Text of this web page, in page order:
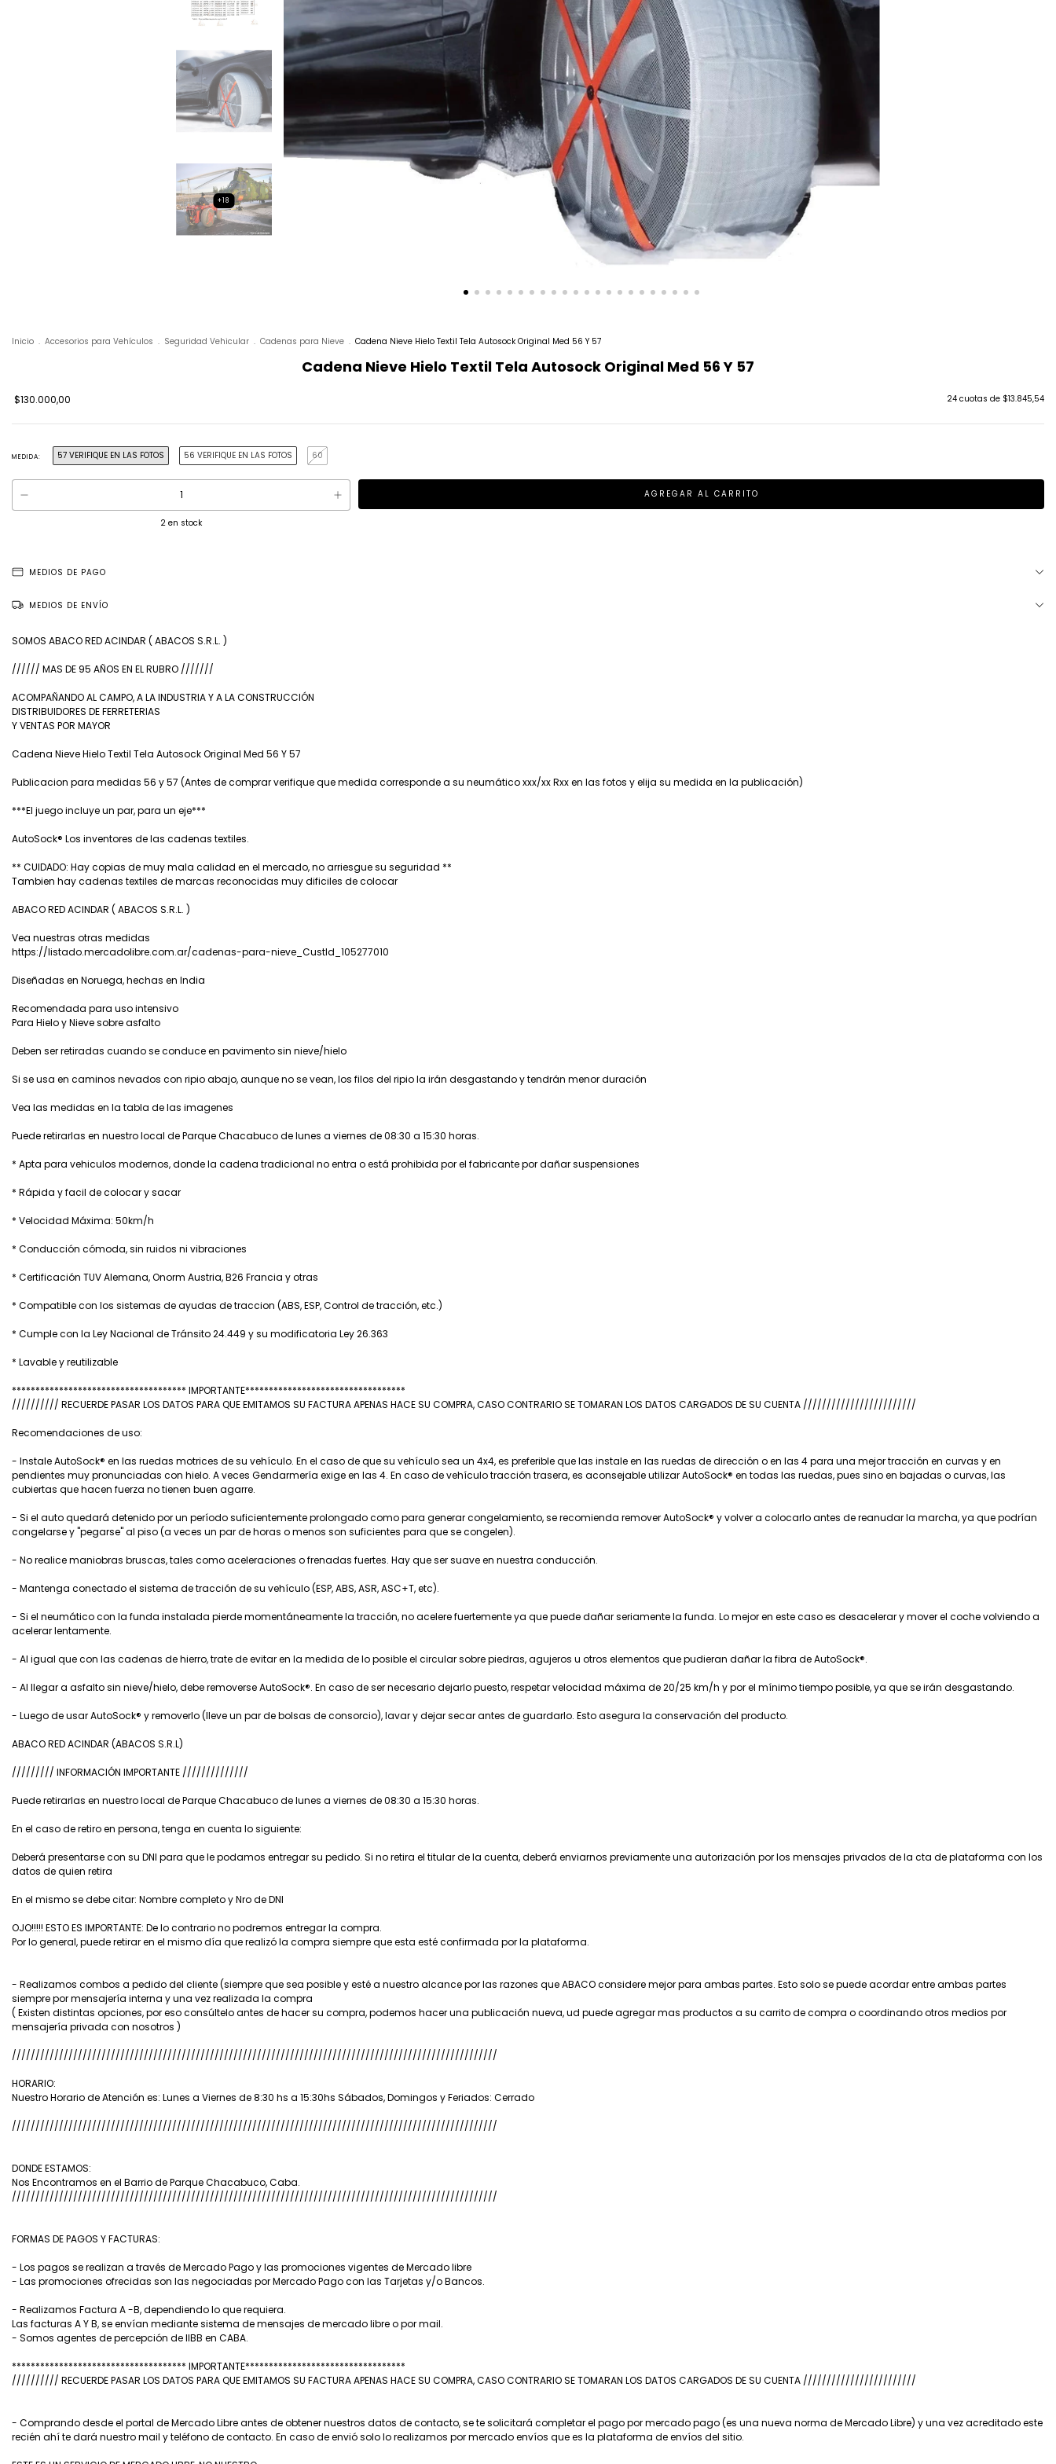
+18
Inicio . Accesorios para Vehículos . Seguridad Vehicular . Cadenas para Nieve . Cadena Nieve Hielo Textil Tela Autosock Original Med 56 Y 57
Cadena Nieve Hielo Textil Tela Autosock Original Med 56 Y 57
$130.000,00 24 cuotas de $13.845,54
MEDIDA: 57 VERIFIQUE EN LAS FOTOS 56 VERIFIQUE EN LAS FOTOS 60
2 en stock
MEDIOS DE PAGO
MEDIOS DE ENVÍO
SOMOS ABACO RED ACINDAR ( ABACOS S.R.L. )
////// MAS DE 95 AÑOS EN EL RUBRO ///////
ACOMPAÑANDO AL CAMPO, A LA INDUSTRIA Y A LA CONSTRUCCIÓN
DISTRIBUIDORES DE FERRETERIAS
Y VENTAS POR MAYOR
Cadena Nieve Hielo Textil Tela Autosock Original Med 56 Y 57
Publicacion para medidas 56 y 57 (Antes de comprar verifique que medida corresponde a su neumático xxx/xx Rxx en las fotos y elija su medida en la publicación)
***El juego incluye un par, para un eje***
AutoSock® Los inventores de las cadenas textiles.
** CUIDADO: Hay copias de muy mala calidad en el mercado, no arriesgue su seguridad **
Tambien hay cadenas textiles de marcas reconocidas muy dificiles de colocar
ABACO RED ACINDAR ( ABACOS S.R.L. )
Vea nuestras otras medidas
https://listado.mercadolibre.com.ar/cadenas-para-nieve_CustId_105277010
Diseñadas en Noruega, hechas en India
Recomendada para uso intensivo
Para Hielo y Nieve sobre asfalto
Deben ser retiradas cuando se conduce en pavimento sin nieve/hielo
Si se usa en caminos nevados con ripio abajo, aunque no se vean, los filos del ripio la irán desgastando y tendrán menor duración
Vea las medidas en la tabla de las imagenes
Puede retirarlas en nuestro local de Parque Chacabuco de lunes a viernes de 08:30 a 15:30 horas.
* Apta para vehiculos modernos, donde la cadena tradicional no entra o está prohibida por el fabricante por dañar suspensiones
* Rápida y facil de colocar y sacar
* Velocidad Máxima: 50km/h
* Conducción cómoda, sin ruidos ni vibraciones
* Certificación TUV Alemana, Onorm Austria, B26 Francia y otras
* Compatible con los sistemas de ayudas de traccion (ABS, ESP, Control de tracción, etc.)
* Cumple con la Ley Nacional de Tránsito 24.449 y su modificatoria Ley 26.363
* Lavable y reutilizable
************************************* IMPORTANTE**********************************
////////// RECUERDE PASAR LOS DATOS PARA QUE EMITAMOS SU FACTURA APENAS HACE SU COMPRA, CASO CONTRARIO SE TOMARAN LOS DATOS CARGADOS DE SU CUENTA ////////////////////////
Recomendaciones de uso:
- Instale AutoSock® en las ruedas motrices de su vehículo. En el caso de que su vehículo sea un 4x4, es preferible que las instale en las ruedas de dirección o en las 4 para una mejor tracción en curvas y en
pendientes muy pronunciadas con hielo. A veces Gendarmería exige en las 4. En caso de vehículo tracción trasera, es aconsejable utilizar AutoSock® en todas las ruedas, pues sino en bajadas o curvas, las
cubiertas que hacen fuerza no tienen buen agarre.
- Si el auto quedará detenido por un período suficientemente prolongado como para generar congelamiento, se recomienda remover AutoSock® y volver a colocarlo antes de reanudar la marcha, ya que podrían
congelarse y "pegarse" al piso (a veces un par de horas o menos son suficientes para que se congelen).
- No realice maniobras bruscas, tales como aceleraciones o frenadas fuertes. Hay que ser suave en nuestra conducción.
- Mantenga conectado el sistema de tracción de su vehículo (ESP, ABS, ASR, ASC+T, etc).
- Si el neumático con la funda instalada pierde momentáneamente la tracción, no acelere fuertemente ya que puede dañar seriamente la funda. Lo mejor en este caso es desacelerar y mover el coche volviendo a
acelerar lentamente.
- Al igual que con las cadenas de hierro, trate de evitar en la medida de lo posible el circular sobre piedras, agujeros u otros elementos que pudieran dañar la fibra de AutoSock®.
- Al llegar a asfalto sin nieve/hielo, debe removerse AutoSock®. En caso de ser necesario dejarlo puesto, respetar velocidad máxima de 20/25 km/h y por el mínimo tiempo posible, ya que se irán desgastando.
- Luego de usar AutoSock® y removerlo (lleve un par de bolsas de consorcio), lavar y dejar secar antes de guardarlo. Esto asegura la conservación del producto.
ABACO RED ACINDAR (ABACOS S.R.L)
///////// INFORMACIÓN IMPORTANTE //////////////
Puede retirarlas en nuestro local de Parque Chacabuco de lunes a viernes de 08:30 a 15:30 horas.
En el caso de retiro en persona, tenga en cuenta lo siguiente:
Deberá presentarse con su DNI para que le podamos entregar su pedido. Si no retira el titular de la cuenta, deberá enviarnos previamente una autorización por los mensajes privados de la cta de plataforma con los
datos de quien retira
En el mismo se debe citar: Nombre completo y Nro de DNI
OJO!!!!! ESTO ES IMPORTANTE: De lo contrario no podremos entregar la compra.
Por lo general, puede retirar en el mismo día que realizó la compra siempre que esta esté confirmada por la plataforma.
- Realizamos combos a pedido del cliente (siempre que sea posible y esté a nuestro alcance por las razones que ABACO considere mejor para ambas partes. Esto solo se puede acordar entre ambas partes
siempre por mensajería interna y una vez realizada la compra
( Existen distintas opciones, por eso consúltelo antes de hacer su compra, podemos hacer una publicación nueva, ud puede agregar mas productos a su carrito de compra o coordinando otros medios por
mensajería privada con nosotros )
///////////////////////////////////////////////////////////////////////////////////////////////////////
HORARIO:
Nuestro Horario de Atención es: Lunes a Viernes de 8:30 hs a 15:30hs Sábados, Domingos y Feriados: Cerrado
///////////////////////////////////////////////////////////////////////////////////////////////////////
DONDE ESTAMOS:
Nos Encontramos en el Barrio de Parque Chacabuco, Caba.
///////////////////////////////////////////////////////////////////////////////////////////////////////
FORMAS DE PAGOS Y FACTURAS:
- Los pagos se realizan a través de Mercado Pago y las promociones vigentes de Mercado libre
- Las promociones ofrecidas son las negociadas por Mercado Pago con las Tarjetas y/o Bancos.
- Realizamos Factura A -B, dependiendo lo que requiera.
Las facturas A Y B, se envían mediante sistema de mensajes de mercado libre o por mail.
- Somos agentes de percepción de IIBB en CABA.
************************************* IMPORTANTE**********************************
////////// RECUERDE PASAR LOS DATOS PARA QUE EMITAMOS SU FACTURA APENAS HACE SU COMPRA, CASO CONTRARIO SE TOMARAN LOS DATOS CARGADOS DE SU CUENTA ////////////////////////
- Comprando desde el portal de Mercado Libre antes de obtener nuestros datos de contacto, se te solicitará completar el pago por mercado pago (es una nueva norma de Mercado Libre) y una vez acreditado este
recién ahí te dará nuestro mail y teléfono de contacto. En caso de envió solo lo realizamos por mercado envíos que es la plataforma de envíos del sitio.